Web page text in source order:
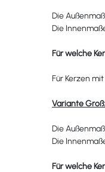
Die
Die
Für welche
Für Kerzen
Variante Groß:
Die
Die
Für welche